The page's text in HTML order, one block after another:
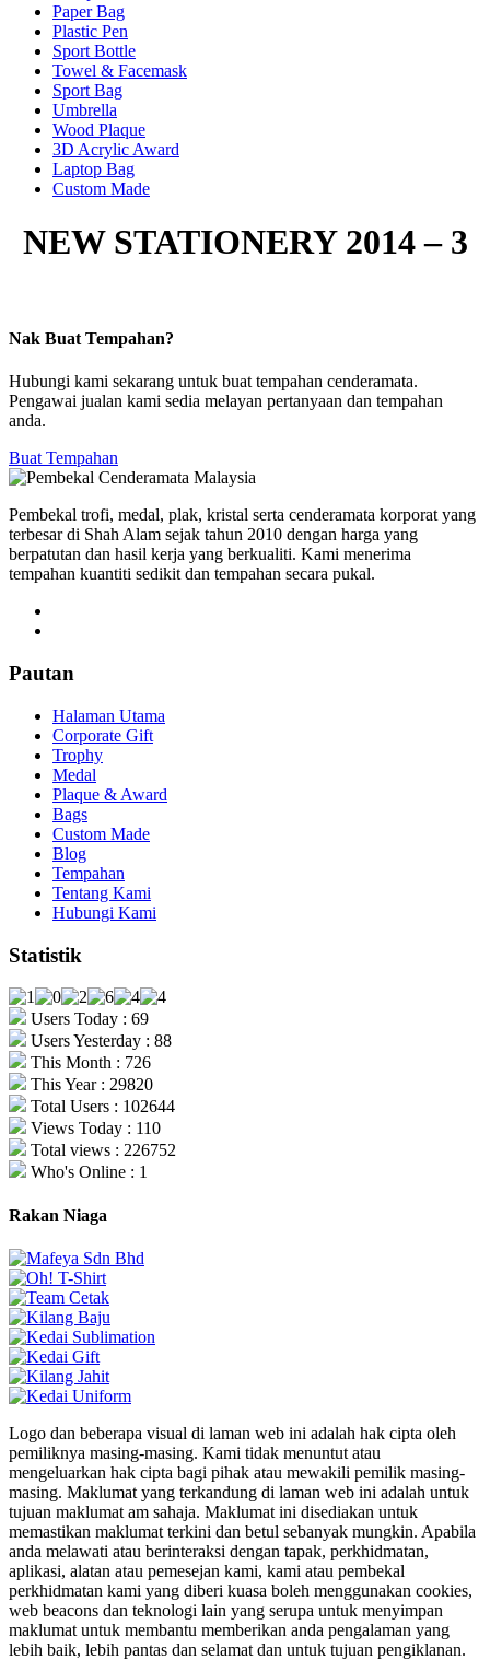
Paper Bag
Plastic Pen
Sport Bottle
Towel & Facemask
Sport Bag
Umbrella
Wood Plaque
3D Acrylic Award
Laptop Bag
Custom Made
NEW STATIONERY 2014 – 3
Nak Buat Tempahan?
Hubungi kami sekarang untuk buat tempahan cenderamata.
Pengawai jualan kami sedia melayan pertanyaan dan tempahan
anda.
Buat Tempahan
Pembekal trofi, medal, plak, kristal serta cenderamata korporat yang
terbesar di Shah Alam sejak tahun 2010 dengan harga yang
berpatutan dan hasil kerja yang berkualiti. Kami menerima
tempahan kuantiti sedikit dan tempahan secara pukal.
Pautan
Halaman Utama
Corporate Gift
Trophy
Medal
Plaque & Award
Bags
Custom Made
Blog
Tempahan
Tentang Kami
Hubungi Kami
Statistik
Users Today : 69
Users Yesterday : 88
This Month : 726
This Year : 29820
Total Users : 102644
Views Today : 110
Total views : 226752
Who's Online : 1
Rakan Niaga
Logo dan beberapa visual di laman web ini adalah hak cipta oleh
pemiliknya masing-masing. Kami tidak menuntut atau
mengeluarkan hak cipta bagi pihak atau mewakili pemilik masing-
masing. Maklumat yang terkandung di laman web ini adalah untuk
tujuan maklumat am sahaja. Maklumat ini disediakan untuk
memastikan maklumat terkini dan betul sebanyak mungkin. Apabila
anda melawati atau berinteraksi dengan tapak, perkhidmatan,
aplikasi, alatan atau pemesejan kami, kami atau pembekal
perkhidmatan kami yang diberi kuasa boleh menggunakan cookies,
web beacons dan teknologi lain yang serupa untuk menyimpan
maklumat untuk membantu memberikan anda pengalaman yang
lebih baik, lebih pantas dan selamat dan untuk tujuan pengiklanan.